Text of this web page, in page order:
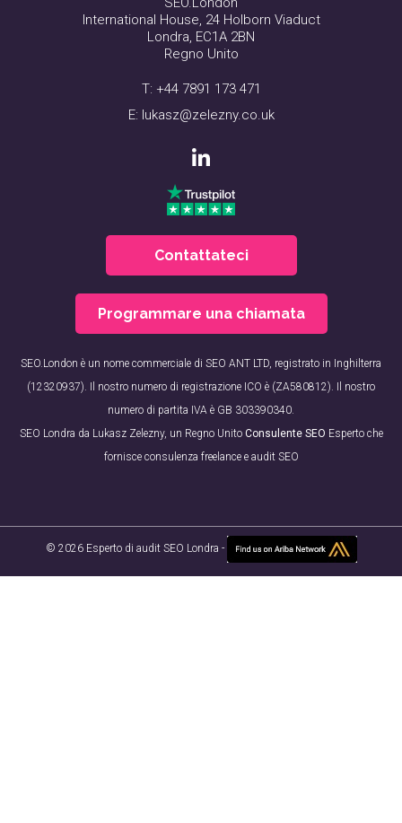
International House, 24 Holborn Viaduct
Londra, EC1A 2BN
Regno Unito
T: +44 7891 173 471
E: lukasz@zelezny.co.uk
Contattateci
Programmare una chiamata
SEO.London è un nome commerciale di SEO ANT LTD, registrato in Inghilterra
(12320937). Il nostro numero di registrazione ICO è (ZA580812). Il nostro
numero di partita IVA è GB 303390340.
SEO Londra da Lukasz Zelezny, un Regno Unito Consulente SEO Esperto che
fornisce consulenza freelance e audit SEO
© 2026 Esperto di audit SEO Londra -